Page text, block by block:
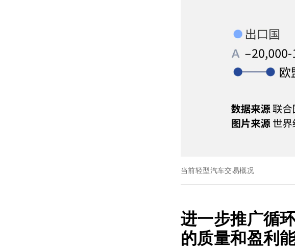
当前轻型汽车交易概况
进一步推广循
的质量和盈利